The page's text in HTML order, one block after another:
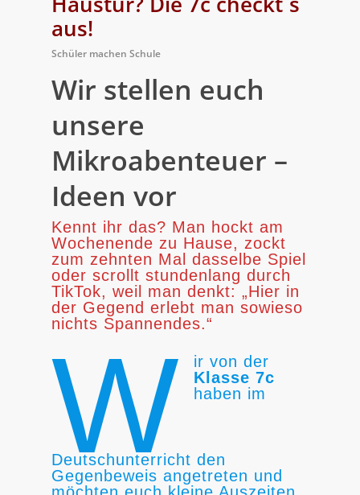
aus!
Schüler machen Schule
Wir stellen euch
unsere
Mikroabenteuer –
Ideen vor
Kennt ihr das? Man hockt am
Wochenende zu Hause, zockt
zum zehnten Mal dasselbe Spiel
oder scrollt stundenlang durch
TikTok, weil man denkt: „Hier in
der Gegend erlebt man sowieso
nichts Spannendes.“
W
ir von der
Klasse 7c
haben im
Deutschunterricht den
Gegenbeweis angetreten und